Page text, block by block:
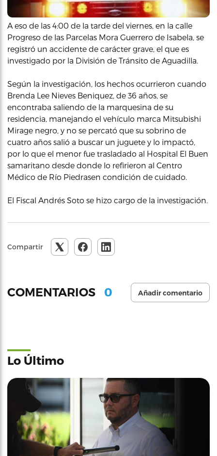
A eso de las 4:00 de la tarde del viernes, en la calle
Progreso de las Parcelas Mora Guerrero de Isabela, se
registró un accidente de carácter grave, el que es
investigado por la División de Tránsito de Aguadilla.
Según la investigación, los hechos ocurrieron cuando
Brenda Lee Nieves Beniquez, de 36 años, se
encontraba saliendo de la marquesina de su
residencia, manejando el vehículo marca Mitsubishi
Mirage negro, y no se percató que su sobrino de
cuatro años salió a buscar un juguete y lo impactó,
por lo que el menor fue trasladado al Hospital El Buen
samaritano desde donde lo refirieron al Centro
Médico de Río Piedrasen condición de cuidado.
El Fiscal Andrés Soto se hizo cargo de la investigación.
Compartir
COMENTARIOS 0 Añadir comentario
Lo Último